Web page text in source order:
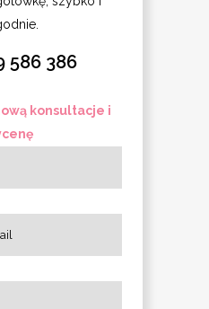
586 386
konsultacje i